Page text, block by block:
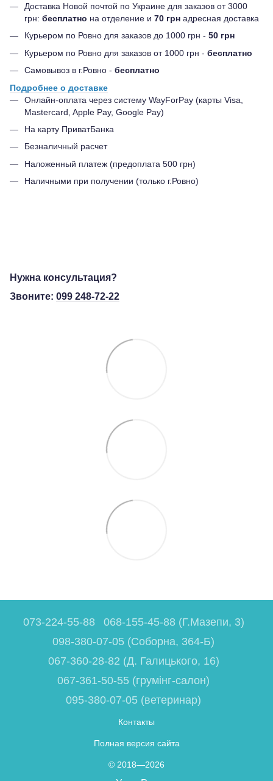
Доставка Новой почтой по Украине для заказов от 3000
грн: бесплатно на отделение и 70 грн адресная доставка
Курьером по Ровно для заказов до 1000 грн - 50 грн
Курьером по Ровно для заказов от 1000 грн - бесплатно
Самовывоз в г.Ровно - бесплатно
Подробнее о доставке
Онлайн-оплата через систему WayForPay (карты Visa,
Mastercard, Apple Pay, Google Pay)
На карту ПриватБанка
Безналичный расчет
Наложенный платеж (предоплата 500 грн)
Наличными при получении (только г.Ровно)
Нужна консультация?
Звоните: 099 248-72-22
073-224-55-88
068-155-45-88 (Г.Мазепи, 3)
098-380-07-05 (Соборна, 364-Б)
067-360-28-82 (Д. Галицького, 16)
067-361-50-55 (грумінг-салон)
095-380-07-05 (ветеринар)
Контакты
Полная версия сайта
© 2018—2026